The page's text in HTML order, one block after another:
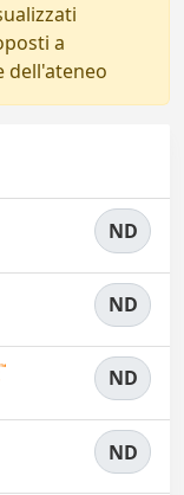
a
dell'ateneo
ND
ND
ND
ND